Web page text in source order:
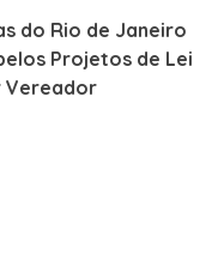
do Rio de Janeiro
Projetos de Lei
Vereador